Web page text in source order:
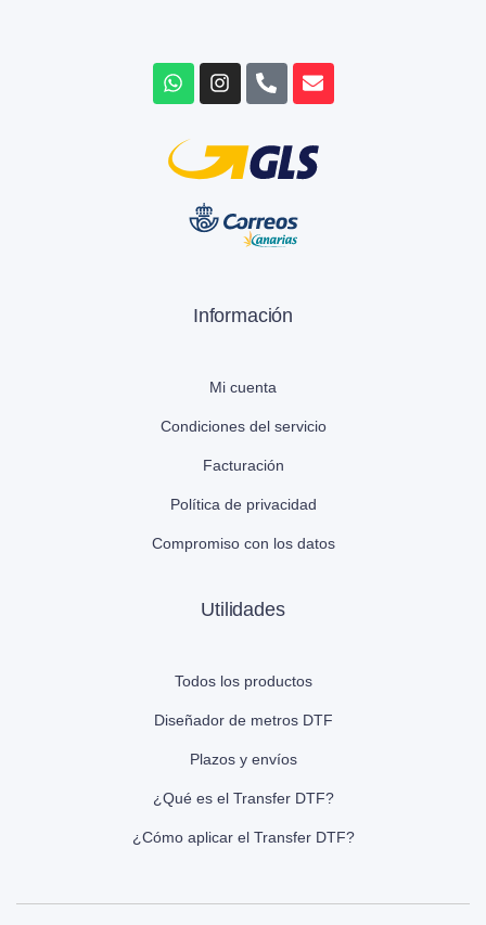
Información
Mi cuenta
Condiciones del servicio
Facturación
Política de privacidad
Compromiso con los datos
Utilidades
Todos los productos
Diseñador de metros DTF
Plazos y envíos
¿Qué es el Transfer DTF?
¿Cómo aplicar el Transfer DTF?